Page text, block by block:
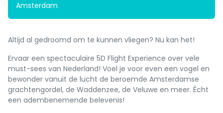
Amsterdam
Altijd al gedroomd om te kunnen vliegen? Nu kan het!
Ervaar een spectaculaire 5D Flight Experience over vele
must-sees van Nederland! Voel je voor even een vogel en
bewonder vanuit de lucht de beroemde Amsterdamse
grachtengordel, de Waddenzee, de Veluwe en meer. Écht
een adembenemende belevenis!